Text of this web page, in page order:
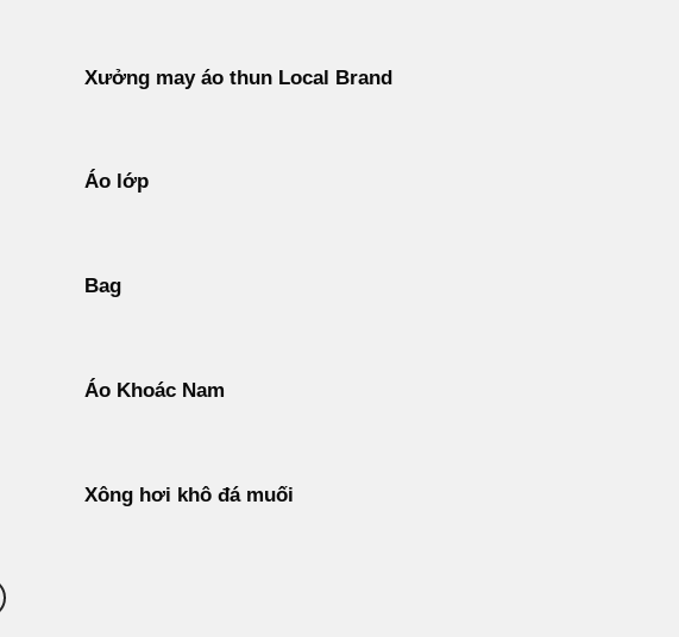
Xưởng may áo thun Local Brand
Áo lớp
Bag
Áo Khoác Nam
Xông hơi khô đá muối